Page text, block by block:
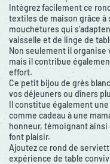
Intégrez facilement ce
textiles de maison grâce
mouchetures qui
vaisselle et de linge de
Non seulement il
mais il contribue
effort.
Ce petit bijou de grès
vos déjeuners ou dîners
Il constitue également
comme cadeau à une
honneur, témoignant
font plaisir.
Ajoutez ce rond de
expérience de table